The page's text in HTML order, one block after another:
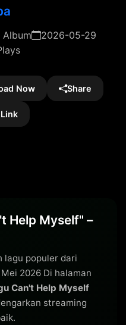
Album
2026-05-29
Now Share
Help Myself" –
lagu populer dari
2026 Di halaman
Can't Help Myself
streaming